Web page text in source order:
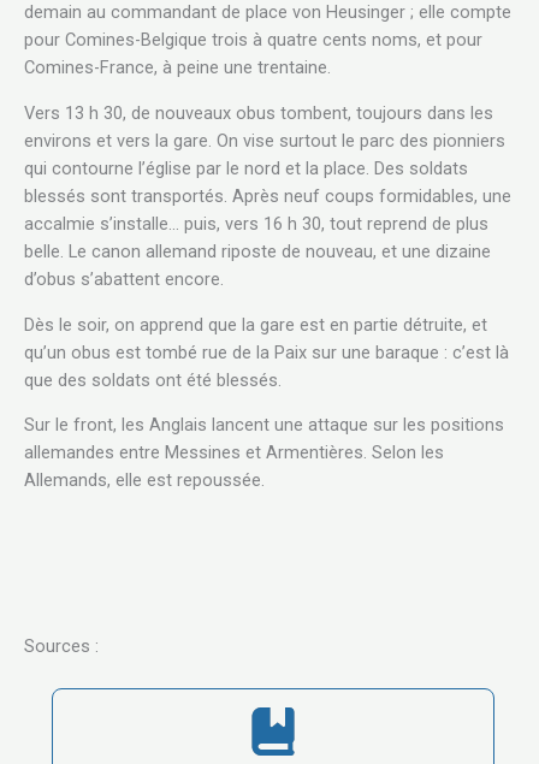
demain au commandant de place von Heusinger ; elle compte
pour Comines-Belgique trois à quatre cents noms, et pour
Comines-France, à peine une trentaine.
Vers 13 h 30, de nouveaux obus tombent, toujours dans les
environs et vers la gare. On vise surtout le parc des pionniers
qui contourne l’église par le nord et la place. Des soldats
blessés sont transportés. Après neuf coups formidables, une
accalmie s’installe… puis, vers 16 h 30, tout reprend de plus
belle. Le canon allemand riposte de nouveau, et une dizaine
d’obus s’abattent encore.
Dès le soir, on apprend que la gare est en partie détruite, et
qu’un obus est tombé rue de la Paix sur une baraque : c’est là
que des soldats ont été blessés.
Sur le front, les Anglais lancent une attaque sur les positions
allemandes entre Messines et Armentières. Selon les
Allemands, elle est repoussée.
Sources :